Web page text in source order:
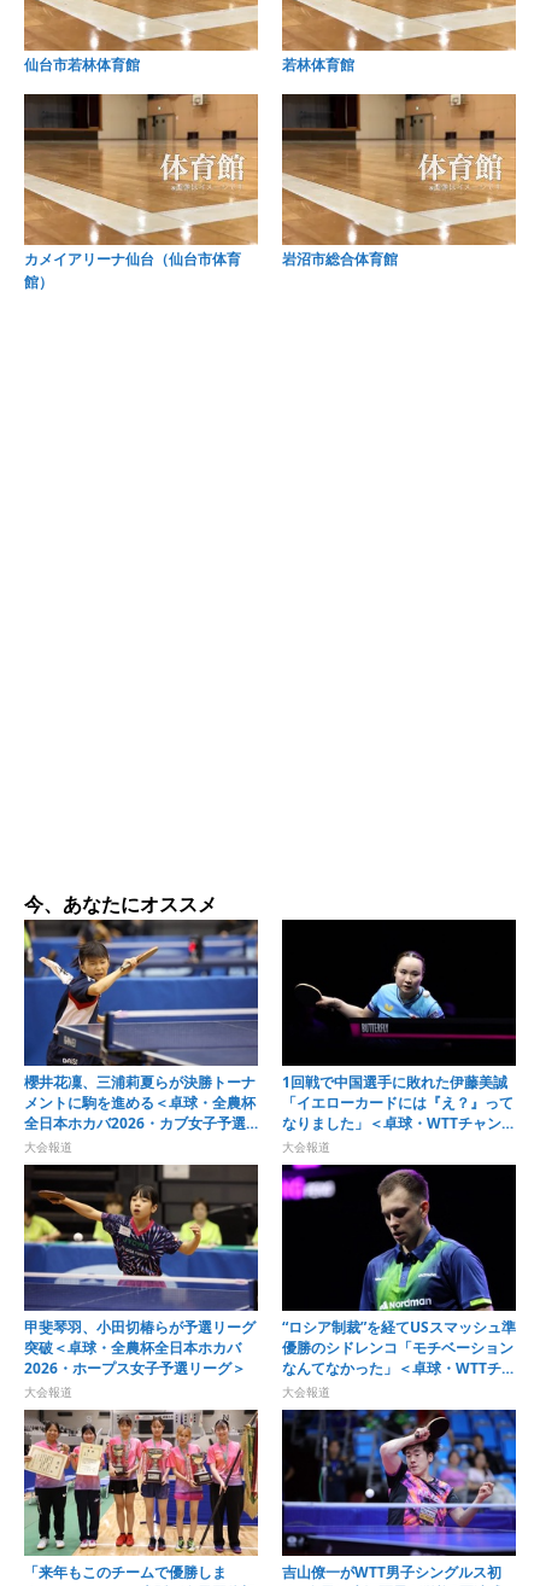
仙台市若林体育館 若林体育館
カメイアリーナ仙台（仙台市体育
館）
岩沼市総合体育館
今、あなたにオススメ
櫻井花凜、三浦莉夏らが決勝トーナ
メントに駒を進める＜卓球・全農杯
全日本ホカバ2026・カブ女子予選
リーグ＞
大会報道
1回戦で中国選手に敗れた伊藤美誠
「イエローカードには『え？』って
なりました」＜卓球・WTTチャンピ
オンズ横浜2026＞
大会報道
甲斐琴羽、小田切椿らが予選リーグ
突破＜卓球・全農杯全日本ホカバ
2026・ホープス女子予選リーグ＞
大会報道
“ロシア制裁”を経てUSスマッシュ準
優勝のシドレンコ「モチベーション
なんてなかった」＜卓球・WTTチャ
ンピオンズ横浜2026＞
大会報道
「来年もこのチームで優勝しま
吉山僚一がWTT男子シングルス初